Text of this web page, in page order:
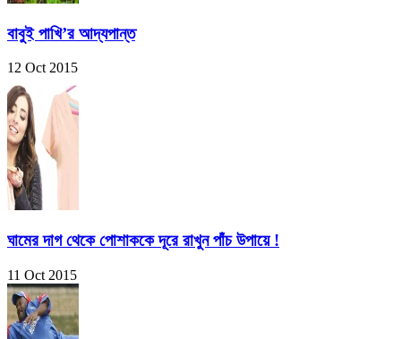
বাবুই পাখি’র আদ্যপান্ত
12 Oct 2015
ঘামের দাগ থেকে পোশাককে দূরে রাখুন পাঁচ উপায়ে !
11 Oct 2015